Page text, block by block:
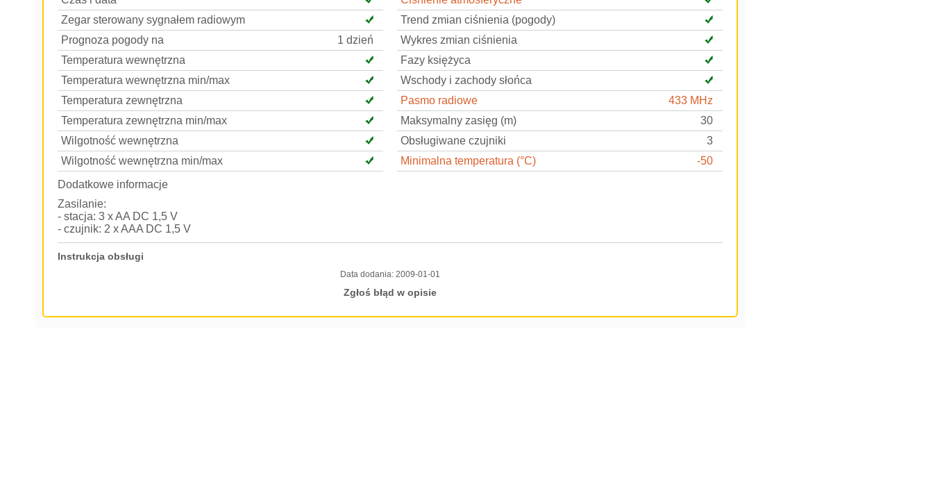
Zegar sterowany sygnałem radiowym
Prognoza pogody na
1 dzień
Temperatura wewnętrzna
Temperatura wewnętrzna min/max
Temperatura zewnętrzna
Temperatura zewnętrzna min/max
Wilgotność wewnętrzna
Wilgotność wewnętrzna min/max
Trend zmian ciśnienia (pogody)
Wykres zmian ciśnienia
Fazy księżyca
Wschody i zachody słońca
Pasmo radiowe
433 MHz
Maksymalny zasięg (m)
30
Obsługiwane czujniki
3
Minimalna temperatura (°C)
-50
Dodatkowe informacje
Zasilanie:
- stacja: 3 x AA DC 1,5 V
- czujnik: 2 x AAA DC 1,5 V
Instrukcja obsługi
Data dodania: 2009-01-01
Zgłoś błąd w opisie